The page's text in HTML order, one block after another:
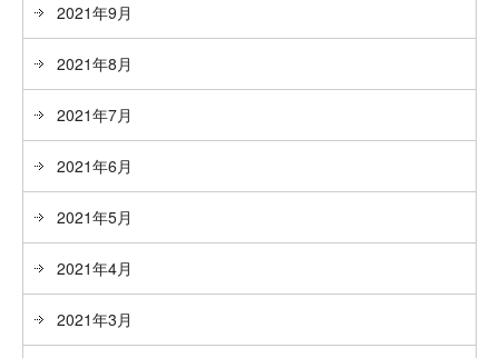
2021年9月
2021年8月
2021年7月
2021年6月
2021年5月
2021年4月
2021年3月